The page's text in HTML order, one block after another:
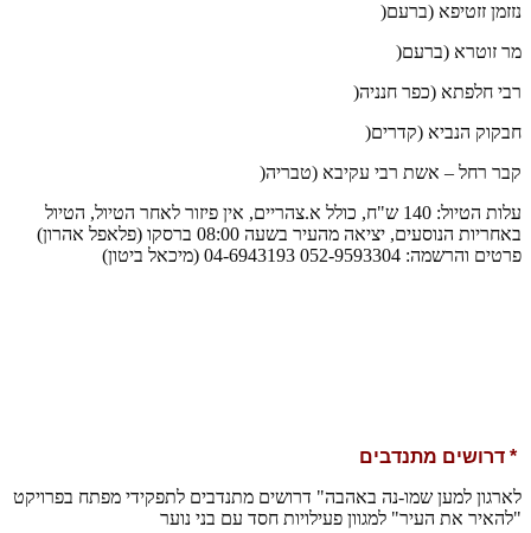
נזזמן זזטיפא (ברעם(
מר זוטרא (ברעם(
רבי חלפתא (כפר חנניה(
חבקוק הנביא (קדרים(
קבר רחל – אשת רבי עקיבא (טבריה(
עלות הטיול: 140 ש"ח, כולל א.צהריים, אין פיזור לאחר הטיול, הטיול
באחריות הנוסעים, יציאה מהעיר בשעה 08:00 ברסקו (פלאפל אהרון)
פרטים והרשמה: 052-9593304 04-6943193 (מיכאל ביטון)
* דרושים מתנדבים
לארגון למען שמו-נה באהבה" דרושים מתנדבים לתפקידי מפתח בפרויקט
"להאיר את העיר" למגוון פעילויות חסד עם בני נוער